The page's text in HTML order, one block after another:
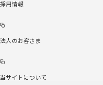
採用情報
法人のお客さま
当サイトについて